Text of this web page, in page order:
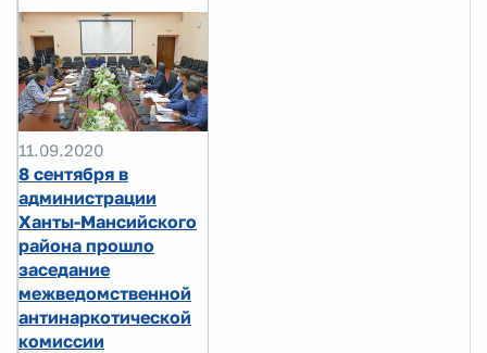
11.09.2020
8 сентября в
администрации
Ханты-Мансийского
района прошло
заседание
межведомственной
антинаркотической
комиссии